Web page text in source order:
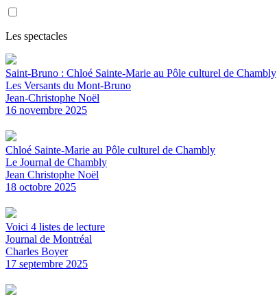
Les spectacles
Saint-Bruno : Chloé Sainte-Marie au Pôle culturel de Chambly
Les Versants du Mont-Bruno
Jean-Christophe Noël
16 novembre 2025
Chloé Sainte-Marie au Pôle culturel de Chambly
Le Journal de Chambly
Jean Christophe Noël
18 octobre 2025
Voici 4 listes de lecture
Journal de Montréal
Charles Boyer
17 septembre 2025